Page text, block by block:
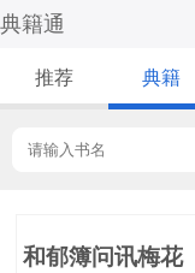
典籍通
推荐 典籍
和郁簿问讯梅花